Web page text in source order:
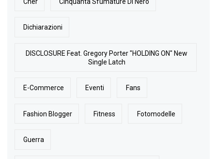
Dichiarazioni
DISCLOSURE Feat. Gregory Porter "HOLDING ON" New
Single Latch
E-Commerce Eventi Fans
Fashion Blogger Fitness Fotomodelle
Guerra